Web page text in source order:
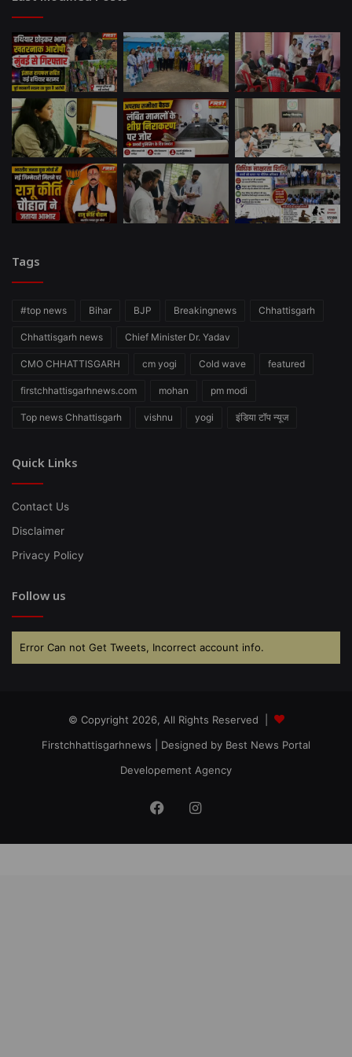
Tags
#top news Bihar BJP Breakingnews Chhattisgarh
Chhattisgarh news Chief Minister Dr. Yadav
CMO CHHATTISGARH cm yogi Cold wave featured
firstchhattisgarhnews.com mohan pm modi
Top news Chhattisgarh vishnu yogi इंडिया टॉप न्यूज
Quick Links
Contact Us
Disclaimer
Privacy Policy
Follow us
Error Can not Get Tweets, Incorrect account info.
© Copyright 2026, All Rights Reserved |
Firstchhattisgarhnews | Designed by Best News Portal
Developement Agency
FacebookInstagram